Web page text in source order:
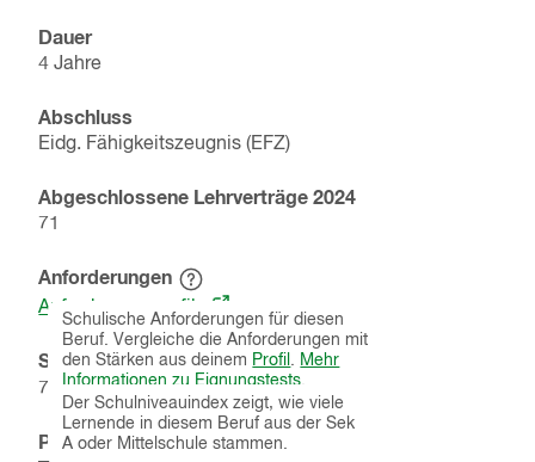
Dauer
4 Jahre
Abschluss
Eidg. Fähigkeitszeugnis (EFZ)
Abgeschlossene Lehrverträge2024
71
Anforderungen
Hinweistext
einblenden
Schulische Anforderungen für diesen
Beruf. Vergleiche die Anforderungen mit
den Stärken aus deinem Profil . Mehr
Informationen zu Eignungstests
Anforderungsprofile
(öffnet
in
einem
neuen
Fenster)
Schulniveauindex
Hinweistext
einblenden
Der Schulniveauindex zeigt, wie viele
Lernende in diesem Beruf aus der Sek
A oder Mittelschule stammen.
79 % von81Lernenden
Pflichtfremdsprache Hinweistext